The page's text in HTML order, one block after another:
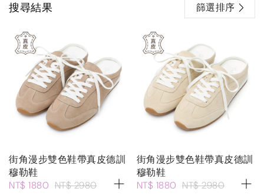
搜尋結果 篩選排序
街角漫步雙色鞋帶真皮德訓
穆勒鞋
NT$ 1880 NT$ 2980
街角漫步雙色鞋帶真皮德訓
穆勒鞋
NT$ 1880 NT$ 2980